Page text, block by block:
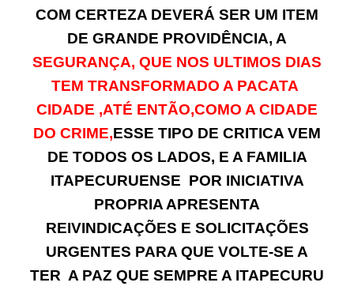
COM CERTEZA DEVERÁ SER UM ITEM
DE GRANDE PROVIDÊNCIA, A
SEGURANÇA, QUE NOS ULTIMOS DIAS
TEM TRANSFORMADO A PACATA
CIDADE ,ATÉ ENTÃO,COMO A CIDADE
DO CRIME,ESSE TIPO DE CRITICA VEM
DE TODOS OS LADOS, E A FAMILIA
ITAPECURUENSE POR INICIATIVA
PROPRIA APRESENTA
REIVINDICAÇÕES E SOLICITAÇÕES
URGENTES PARA QUE VOLTE-SE A
TER A PAZ QUE SEMPRE A ITAPECURU